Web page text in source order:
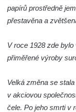
Dům čp. 215 v
Boru
Boru
Dům čp. 206 v
Dům čp. 139 ve
papírů prostředně
přestavěna a
V roce 1928 zde
přiměřené výroby
Velká změna se
v akciovou
čele. Po jeho smrti v